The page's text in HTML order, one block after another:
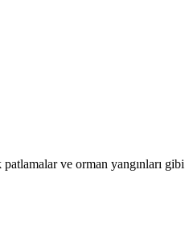
ve orman yangınları